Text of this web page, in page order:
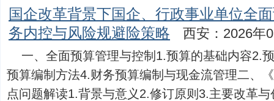
国企改革背景下国企、行政事业单位全
务内控与风险规避险策略
西安：2026年
一、全面预算管理与控制1.预算的基础内容2.
预算编制方法4.财务预算编制与现金流管理二、
点问题解读1.背景与意义2.修订原则3.主要改革